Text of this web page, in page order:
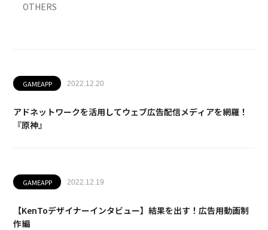
OTHERS
GAMEAPP 2022.12.20
アドネットワークを活用してウェブ広告配信メディアを網羅！
『原神』
GAMEAPP 2022.12.19
【KenToデザイナーインタビュー】結果を出す！広告用動画制
作編